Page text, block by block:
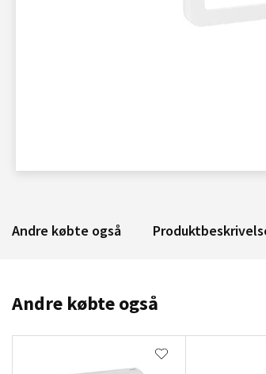
Andre købte også
Andre købte også